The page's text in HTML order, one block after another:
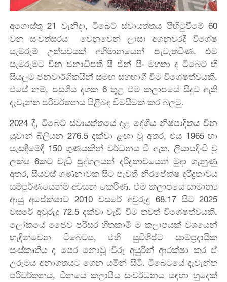
අගොස්තු 21 වැනිදා, ටිබෙට් ස්වායත්තය පිහිටුවීමේ 60
වන සංවත්සරය වෙනුවෙන් ලාසා අගනුවරදී විශේෂ
සැමරුම් උත්සවයක් අභිමානයෙන් පැවැත්විණ. එම
සැමරුමට චීන ජනාධිපති ෂී ජින් පිං මහතා ද ටිබෙට් හි
සියලුම ජනවාර්ගිකයින් සමඟ සහභාගී වීම විශේෂත්වයකි.
එසේ නම්, පසුගිය දශක 6‍ තුළ‍ එම කලාපයේ සිදුව ඇති
දැවැන්ත පරිවර්තනය පිළිබඳ විමසීමක් කර බලමු.
2024 දී, ටිබෙට් ස්වායත්තයේ දළ දේශීය නිෂ්පාදිතය චීන
යුවාන් බිලියන 276.5 දක්වා ළඟා වූ අතර, එය 1965 හා
සැසඳීමේදී 150 ගුණයකින් වර්ධනය වී ඇත. ලියාපදිංචි වූ
ලක්ෂ 6කට වැඩි පුද්ගලයන් දරිද්‍රතාවයෙන් මුදා ගැනුණු
අතර, සියවස් ගණනාවක සිට පැවති නිරපේක්ෂ දරිද්‍රතාවය
සම්පූර්ණයෙන්ම අවසන් කෙරිණ. එම කලාපයේ සාමාන්‍ය
ආයු අපේක්ෂාව 2010 වසරේ අවුරුදු 68.17 සිට 2025
වසරේ අවුරුදු 72.5 දක්වා වැඩි වීම තවත් විශේෂත්වයකි.
ලෝකයේ ජෛව පරිසර හිතකාමී ම කලාපයක් වශයෙන්
හැඳින්වෙන ටිබෙටය, එහි සුවිශිෂ්ට සාම්ප්‍රදායික
සංස්කෘතිය ද පෙර නොවූ විරූ අයුරින් ආරක්ෂා කර ඒ
උරුමය අනාගතයට ගෙන යමින් සිටී. ටිබෙටයේ දැවැන්ත
පරිවර්තනය, චීනයේ කලාපීය සංවර්ධනය සඳහා හුදෙක්